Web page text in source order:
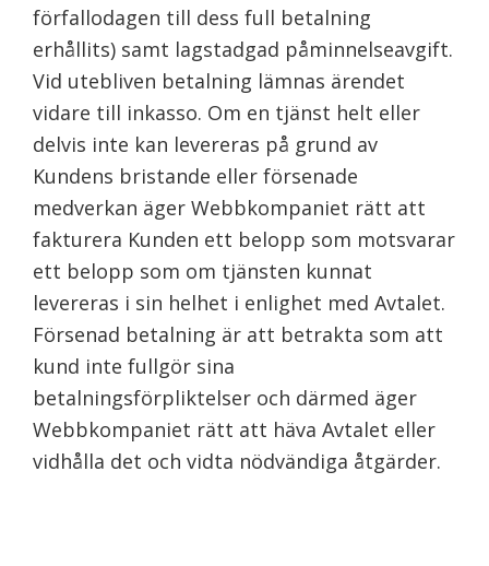
förfallodagen till dess full betalning
erhållits) samt lagstadgad påminnelseavgift.
Vid utebliven betalning lämnas ärendet
vidare till inkasso. Om en tjänst helt eller
delvis inte kan levereras på grund av
Kundens bristande eller försenade
medverkan äger Webbkompaniet rätt att
fakturera Kunden ett belopp som motsvarar
ett belopp som om tjänsten kunnat
levereras i sin helhet i enlighet med Avtalet.
Försenad betalning är att betrakta som att
kund inte fullgör sina
betalningsförpliktelser och därmed äger
Webbkompaniet rätt att häva Avtalet eller
vidhålla det och vidta nödvändiga åtgärder.